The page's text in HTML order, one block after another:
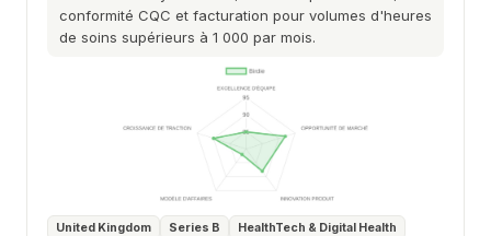
conformité CQC et facturation pour volumes d'heures
de soins supérieurs à 1 000 par mois.
United Kingdom Series B
HealthTech & Digital Health